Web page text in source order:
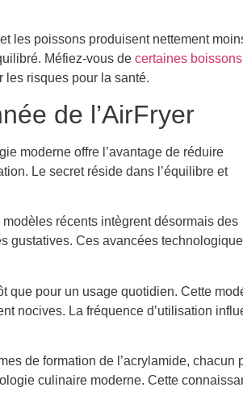
les poissons produisent nettement
Méfiez-vous de certaines boissons
les risques pour la santé.
de l’AirFryer
moderne offre l’avantage de réduire
Le secret réside dans l’équilibre et
récents intègrent désormais des
gustatives. Ces avancées
que pour un usage quotidien. Cette
nocives. La fréquence d’utilisation
de formation de l’acrylamide, chacun
culinaire moderne. Cette